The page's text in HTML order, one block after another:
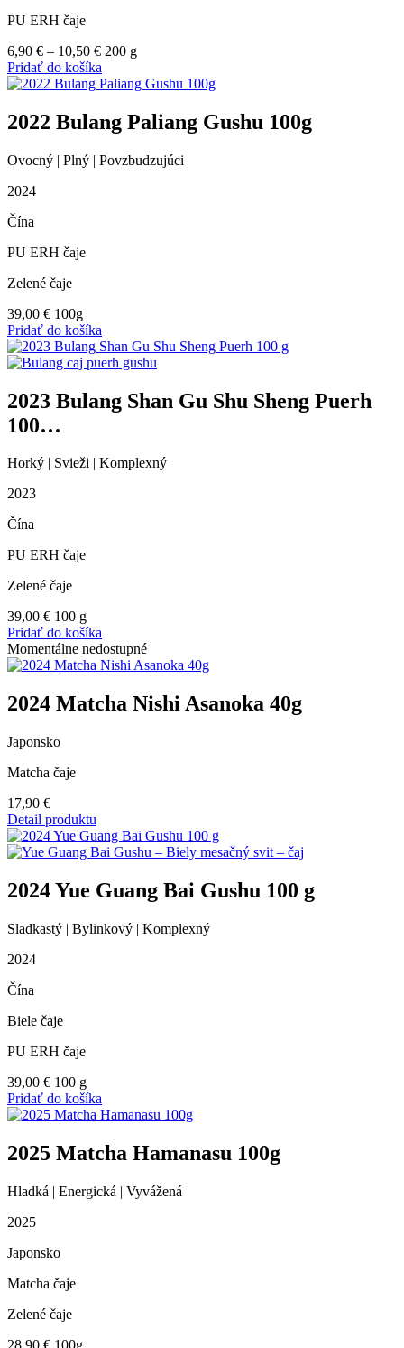
PU ERH čaje
6,90 € – 10,50 €Price
range:
6,90 €
10,50 €
200 g
Pridať do košíka
2022 Bulang Paliang Gushu 100g
Ovocný | Plný | Povzbudzujúci
2024
Čína
PU ERH čaje
Zelené čaje
39,00 € 100g
Pridať do košíka
2023 Bulang Shan Gu Shu Sheng Puerh
100…
Horký | Svieži | Komplexný
2023
Čína
PU ERH čaje
Zelené čaje
39,00 € 100 g
Pridať do košíka
Momentálne nedostupné
2024 Matcha Nishi Asanoka 40g
Japonsko
Matcha čaje
17,90 €
Detail produktu
2024 Yue Guang Bai Gushu 100 g
Sladkastý | Bylinkový | Komplexný
2024
Čína
Biele čaje
PU ERH čaje
39,00 € 100 g
Pridať do košíka
2025 Matcha Hamanasu 100g
Hladká | Energická | Vyvážená
2025
Japonsko
Matcha čaje
Zelené čaje
28,90 € 100g